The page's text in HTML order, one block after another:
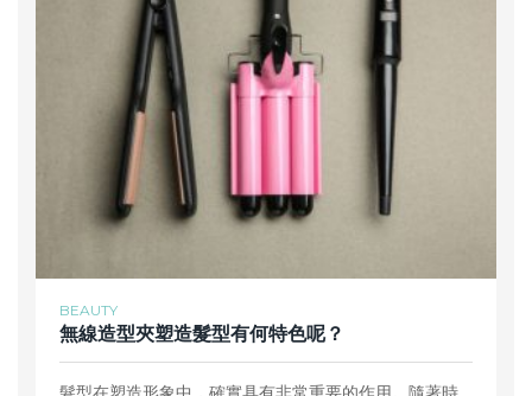
BEAUTY
無線造型夾塑造髮型有何特色呢？